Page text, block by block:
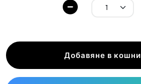
Добавяне в